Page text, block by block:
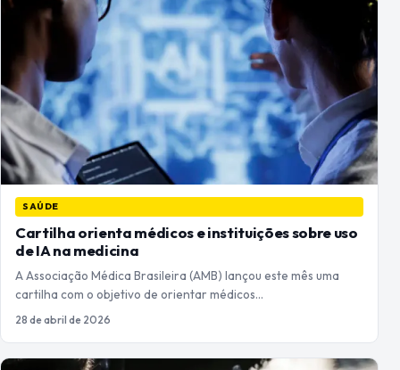
SAÚDE
Cartilha orienta médicos e instituições sobre uso
de IA na medicina
A Associação Médica Brasileira (AMB) lançou este mês uma
cartilha com o objetivo de orientar médicos…
28 de abril de 2026